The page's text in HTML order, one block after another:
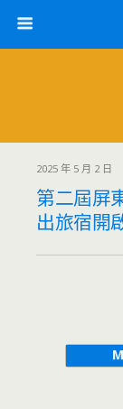
2025 年 5 月 2 日
第二屆屏
出旅宿開